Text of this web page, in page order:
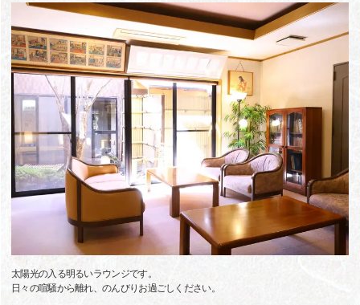
太陽光の入る明るいラウンジです。
日々の喧騒から離れ、のんびりお過ごしください。